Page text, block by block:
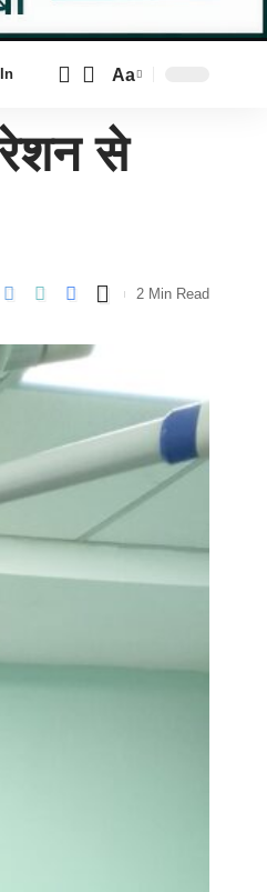
Aa
से
2 Min Read